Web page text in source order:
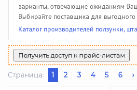
Пеленки, простынки 208
Халаты, тапочки108
Купальники и плавки 51
Спортивная одежда391
Жилеты
Жилеты утепленные 85
Шубы и дубленки
Жакеты детские34
Панамки, шляпки 34
Джинсовые сарафаны
Джинсовые юбки
Джинсовые бриджи, шорты
Колготки142
Гольфы44
Производители галстуков, ремней,
Найти производителя
Помощь
варианты, отвечающие ожиданиям
Выбирайте поставщика для выгодного
Каталог производителей ползунки,
Получить доступ к прайс-листам
Страница: 1 2 3 4 5 6 ›